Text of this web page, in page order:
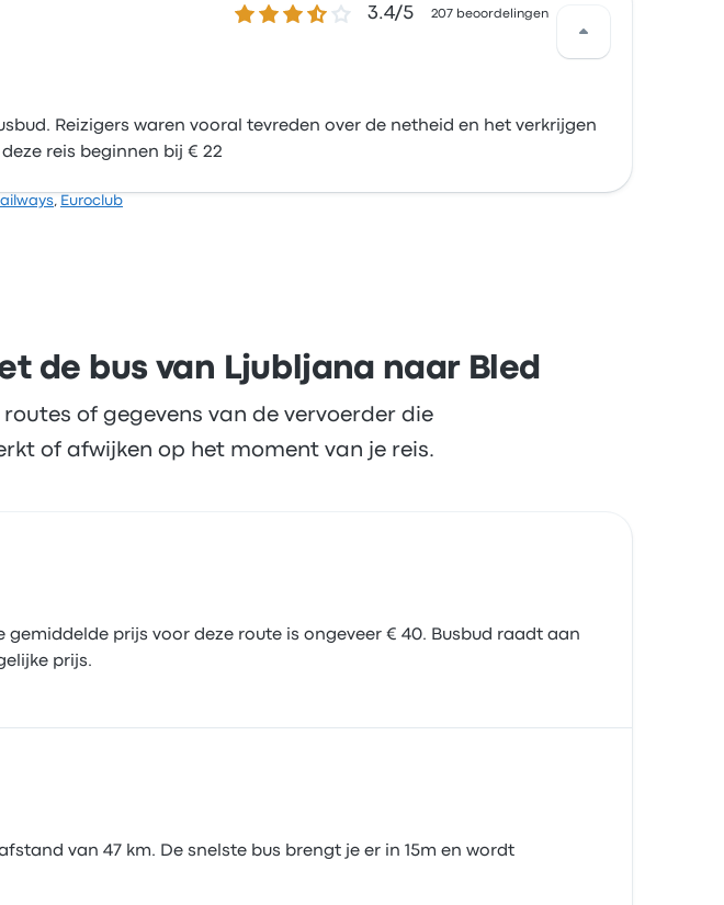
3.4 van de 5 sterren3.4/5 207 beoordelingen
Reizigers waren vooral tevreden over de netheid en het verkrijgen
reis beginnen bij € 22
, Euroclub
de bus van Ljubljana naar Bled
of gegevens van de vervoerder die
of afwijken op het moment van je reis.
prijs voor deze route is ongeveer € 40. Busbud raadt aan
prijs.
van 47 km. De snelste bus brengt je er in 15m en wordt